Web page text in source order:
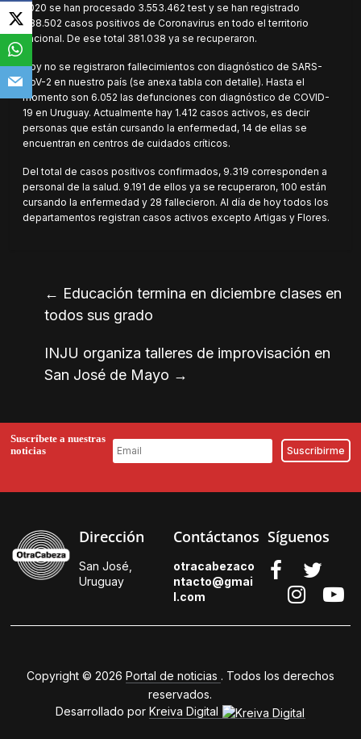
2020 se han procesado 3.553.462 test y se han registrado
388.502 casos positivos de Coronavirus en todo el territorio
nacional. De ese total 381.038 ya se recuperaron.
Hoy no se registraron fallecimientos con diagnóstico de SARS-
CoV-2 en nuestro país (se anexa tabla con detalle). Hasta el
momento son 6.052 las defunciones con diagnóstico de COVID-
19 en Uruguay. Actualmente hay 1.412 casos activos, es decir
personas que están cursando la enfermedad, 14 de ellas se
encuentran en centros de cuidados críticos.
Del total de casos positivos confirmados, 9.319 corresponden a
personal de la salud. 9.191 de ellos ya se recuperaron, 100 están
cursando la enfermedad y 28 fallecieron. Al día de hoy todos los
departamentos registran casos activos excepto Artigas y Flores.
← Educación termina en diciembre clases en
todos sus grado
INJU organiza talleres de improvisación en
San José de Mayo →
Suscríbete a nuestras
noticias
Dirección
San José,
Uruguay
Contáctanos
otracabezaco
ntacto@gmai
l.com
Síguenos
Copyright © 2026 Portal de noticias . Todos los derechos
reservados.
Desarrollado porKreiva Digital